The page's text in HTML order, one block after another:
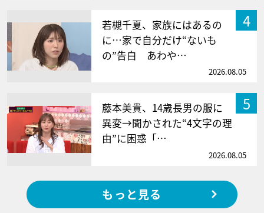
4
若槻千夏、家族にはあるの
に…家で自分だけ“ないも
の”告白 あわや…
2026.08.05
5
藤本美貴、14歳長男の服に
異変→聞かされた“4文字の理
由”に困惑「…
2026.08.05
もっと見る